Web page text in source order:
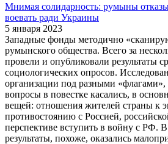
Мнимая солидарность: румыны
воевать ради Украины
5 января 2023
Западные фонды методично
румынского общества. Всего за
провели и опубликовали результаты
социологических опросов.
организации под разными
вопросы в повестке касались, в
вещей: отношения жителей страны к
противостоянию с Россией,
перспективе вступить в войну с РФ. В
результаты, похоже, оказались